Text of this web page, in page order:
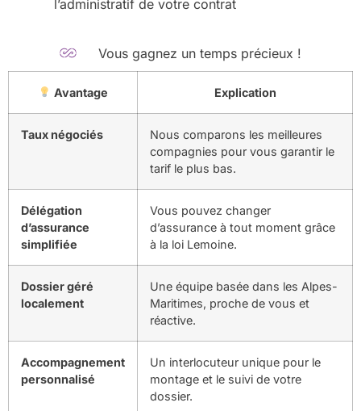
l’administratif de votre contrat
Vous gagnez un temps précieux !
Avantage Explication
Taux négociés
Nous comparons les meilleures
compagnies pour vous garantir le
tarif le plus bas.
Délégation
d’assurance
simplifiée
Vous pouvez changer
d’assurance à tout moment grâce
à la loi Lemoine.
Dossier géré
localement
Une équipe basée dans les Alpes-
Maritimes, proche de vous et
réactive.
Accompagnement
personnalisé
Un interlocuteur unique pour le
montage et le suivi de votre
dossier.